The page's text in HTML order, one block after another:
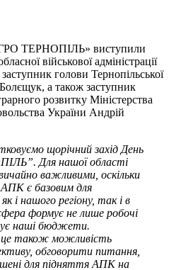
ТЕРНОПІЛЬ» виступили
військової адміністрації
голови Тернопільської
а також заступник
розвитку Міністерства
України Андрій
щорічний захід День
Для нашої області
важливими, оскільки
є базовим для
і нашого регіону, так і в
формує не лише робочі
наші бюджети.
це також можливість
обговорити питання,
для підняття АПК на